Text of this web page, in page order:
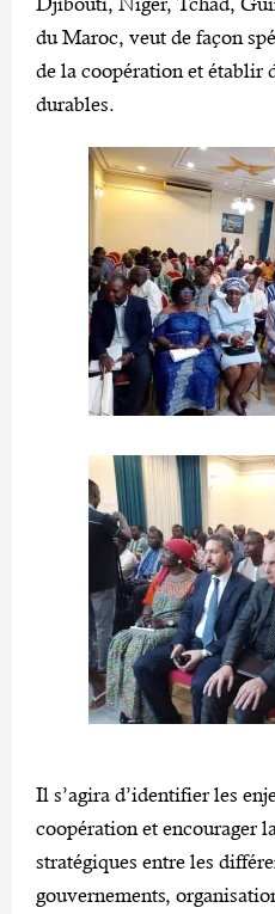
du Maroc, veut de façon
de la coopération et établir
durables.
Il s’agira d’identifier les
coopération et encourager
stratégiques entre les
gouvernements,